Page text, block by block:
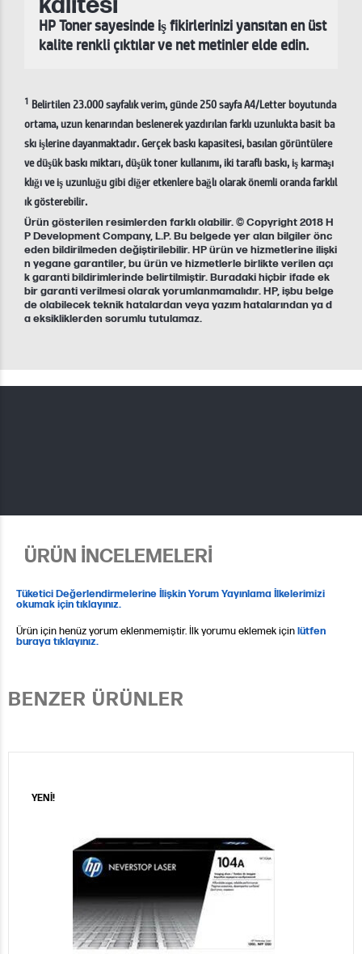
HP Toner sayesinde iş fikirlerinizi yansıtan en üst
kalite renkli çıktılar ve net metinler elde edin.
1 Belirtilen 23.000 sayfalık verim, günde 250 sayfa A4/Letter boyutunda
ortama, uzun kenarından beslenerek yazdırılan farklı uzunlukta basit ba
skı işlerine dayanmaktadır. Gerçek baskı kapasitesi, basılan görüntülere
ve düşük baskı miktarı, düşük toner kullanımı, iki taraflı baskı, iş karmaşı
klığı ve iş uzunluğu gibi diğer etkenlere bağlı olarak önemli oranda farklıl
ık gösterebilir.
Ürün gösterilen resimlerden farklı olabilir. © Copyright 2018 H
P Development Company, L.P. Bu belgede yer alan bilgiler önc
eden bildirilmeden değiştirilebilir. HP ürün ve hizmetlerine ilişki
n yegane garantiler, bu ürün ve hizmetlerle birlikte verilen açı
k garanti bildirimlerinde belirtilmiştir. Buradaki hiçbir ifade ek
bir garanti verilmesi olarak yorumlanmamalıdır. HP, işbu belge
de olabilecek teknik hatalardan veya yazım hatalarından ya d
a eksikliklerden sorumlu tutulamaz.
ÜRÜN İNCELEMELERİ
Tüketici Değerlendirmelerine İlişkin Yorum Yayınlama İlkelerimizi
okumak için tıklayınız.
Ürün için henüz yorum eklenmemiştir. İlk yorumu eklemek içinlütfen
buraya tıklayınız.
BENZER ÜRÜNLER
YENİ!